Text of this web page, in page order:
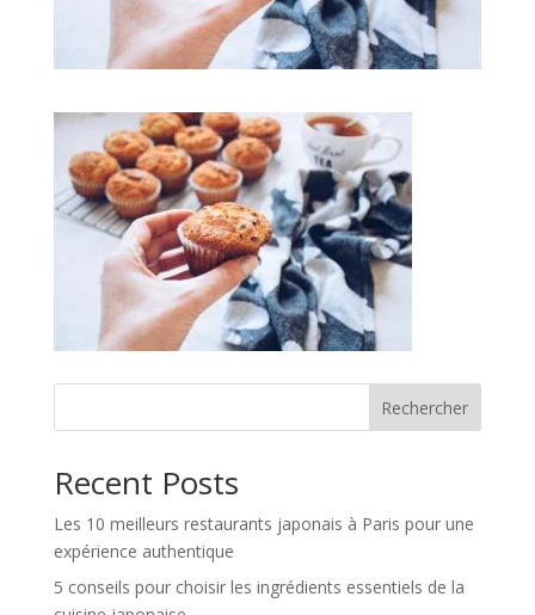
Rechercher
Recent Posts
Les 10 meilleurs restaurants japonais à Paris pour une
expérience authentique
5 conseils pour choisir les ingrédients essentiels de la